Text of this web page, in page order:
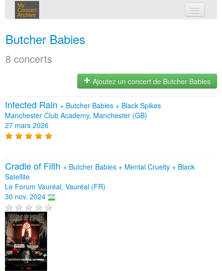
My
Concert
Archive
Butcher Babies
8 concerts
Ajoutez un concert de Butcher Babies
Infected Rain + Butcher Babies + Black Spikes
Manchester Club Academy, Manchester (GB)
27 mars 2026
Cradle of Filth + Butcher Babies + Mental Cruelty + Black
Satellite
Le Forum Vauréal, Vauréal (FR)
30 nov. 2024